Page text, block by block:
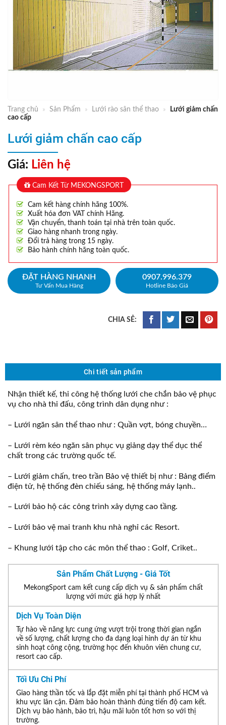
Trang chủ » Sản Phẩm » Lưới rào sân thể thao »
Lưới giảm chấn
cao cấp
Lưới giảm chấn cao cấp
Giá: Liên hệ
Cam Kết Từ MEKONGSPORT
Cam kết hàng chính hãng 100%.
Xuất hóa đơn VAT chính Hãng.
Vận chuyển, thanh toán tại nhà trên toàn quốc.
Giao hàng nhanh trong ngày.
Đổi trả hàng trong 15 ngày.
Bảo hành chính hãng toàn quốc.
ĐẶT HÀNG NHANH
Tư Vấn Mua Hàng
0907.996.379
Hotline Báo Giá
Chi tiết sản phẩm
Nhận thiết kế, thi công hệ thống lưới che chắn bảo vệ phục
vụ cho nhà thi đấu, công trình dân dụng như :
– Lưới ngăn sân thể thao như : Quần vợt, bóng chuyền…
– Lưới rèm kéo ngăn sân phục vụ giảng dạy thể dục thể
chất trong các trường quốc tế.
– Lưới giảm chấn, treo trần Bảo vệ thiết bị như : Bảng điểm
điện tử, hệ thống đèn chiếu sáng, hệ thống máy lạnh..
– Lưới bảo hộ các công trình xây dựng cao tầng.
– Lưới bảo vệ mai tranh khu nhà nghỉ các Resort.
– Khung lưới tập cho các môn thể thao : Golf, Criket..
Sản Phẩm Chất Lượng - Giá Tốt
MekongSport cam kết cung cấp dịch vụ & sản phẩm chất
lượng với mức giá hợp lý nhất
Dịch Vụ Toàn Diện
Tự hào về năng lực cung ứng vượt trội trong thời gian ngắn
về số lượng, chất lượng cho đa dạng loại hình dự án từ khu
sinh hoạt công cộng, trường học đến khuôn viên chung cư,
resort cao cấp.
Tối Ưu Chi Phí
Giao hàng thần tốc và lắp đặt miễn phí tại thành phố HCM và
khu vực lân cận. Đảm bảo hoàn thành đúng tiến độ cam kết.
Dịch vụ bảo hành, bảo trì, hậu mãi luôn tốt hơn so với thị
trường.